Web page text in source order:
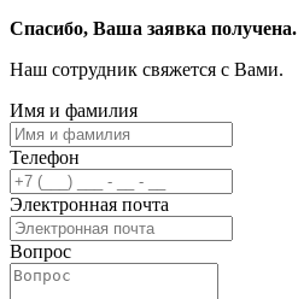
Спасибо, Ваша заявка получена.
Наш сотрудник свяжется с Вами.
Имя и фамилия
Телефон
Электронная почта
Вопрос